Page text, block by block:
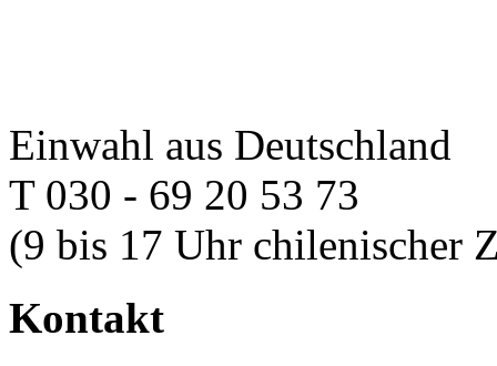
Einwahl aus Deutschland
T 030 - 69 20 53 73
(9 bis 17 Uhr chilenischer
Kontakt